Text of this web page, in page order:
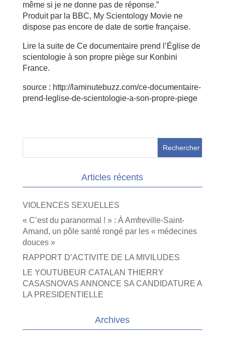
même si je ne donne pas de réponse.”
Produit par la BBC, My Scientology Movie ne
dispose pas encore de date de sortie française.
Lire la suite de Ce documentaire prend l’Église de
scientologie à son propre piège sur Konbini
France.
source : http://laminutebuzz.com/ce-documentaire-
prend-leglise-de-scientologie-a-son-propre-piege
Articles récents
VIOLENCES SEXUELLES
« C’est du paranormal ! » : À Amfreville-Saint-
Amand, un pôle santé rongé par les « médecines
douces »
RAPPORT D’ACTIVITE DE LA MIVILUDES
LE YOUTUBEUR CATALAN THIERRY
CASASNOVAS ANNONCE SA CANDIDATURE A
LA PRESIDENTIELLE
Archives